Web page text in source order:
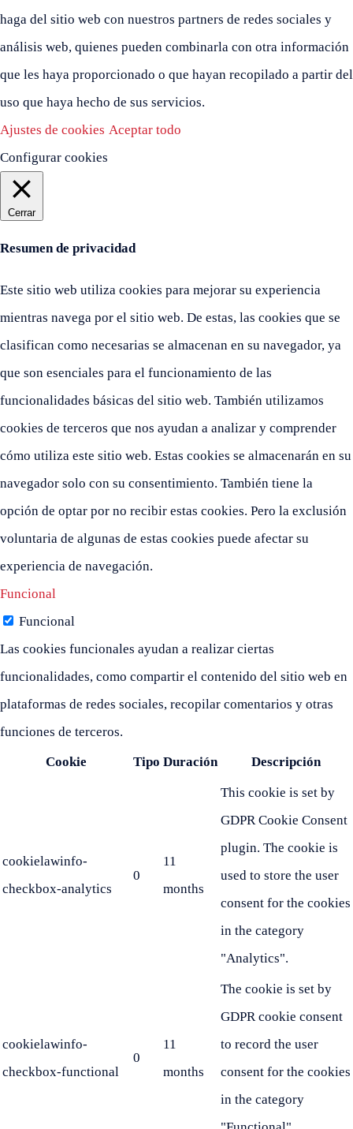
haga del sitio web con nuestros partners de redes sociales y
análisis web, quienes pueden combinarla con otra información
que les haya proporcionado o que hayan recopilado a partir del
uso que haya hecho de sus servicios.
Ajustes de cookies Aceptar todo
Configurar cookies
Cerrar
Resumen de privacidad
Este sitio web utiliza cookies para mejorar su experiencia
mientras navega por el sitio web. De estas, las cookies que se
clasifican como necesarias se almacenan en su navegador, ya
que son esenciales para el funcionamiento de las
funcionalidades básicas del sitio web. También utilizamos
cookies de terceros que nos ayudan a analizar y comprender
cómo utiliza este sitio web. Estas cookies se almacenarán en su
navegador solo con su consentimiento. También tiene la
opción de optar por no recibir estas cookies. Pero la exclusión
voluntaria de algunas de estas cookies puede afectar su
experiencia de navegación.
Funcional
Funcional
Las cookies funcionales ayudan a realizar ciertas
funcionalidades, como compartir el contenido del sitio web en
plataformas de redes sociales, recopilar comentarios y otras
funciones de terceros.
Cookie
Tipo Duración Descripción
cookielawinfo-
checkbox-analytics
0
11
months
This cookie is set by
GDPR Cookie Consent
plugin. The cookie is
used to store the user
consent for the cookies
in the category
"Analytics".
cookielawinfo-
checkbox-functional
0
11
months
The cookie is set by
GDPR cookie consent
to record the user
consent for the cookies
in the category